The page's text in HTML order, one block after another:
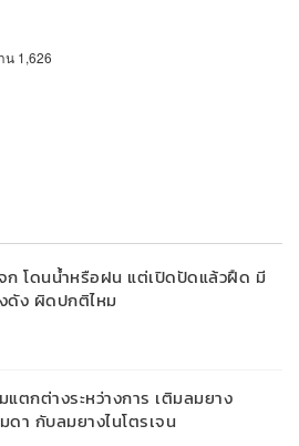
น 1,626
ก โดนน้ำหรือฝน แต่เปิดปัดแล้วฝืด มี
ดัง ผิดปกติไหม
แตกต่างระหว่างการ เติมลมยาง
ดา กับลมยางไนโตรเจน